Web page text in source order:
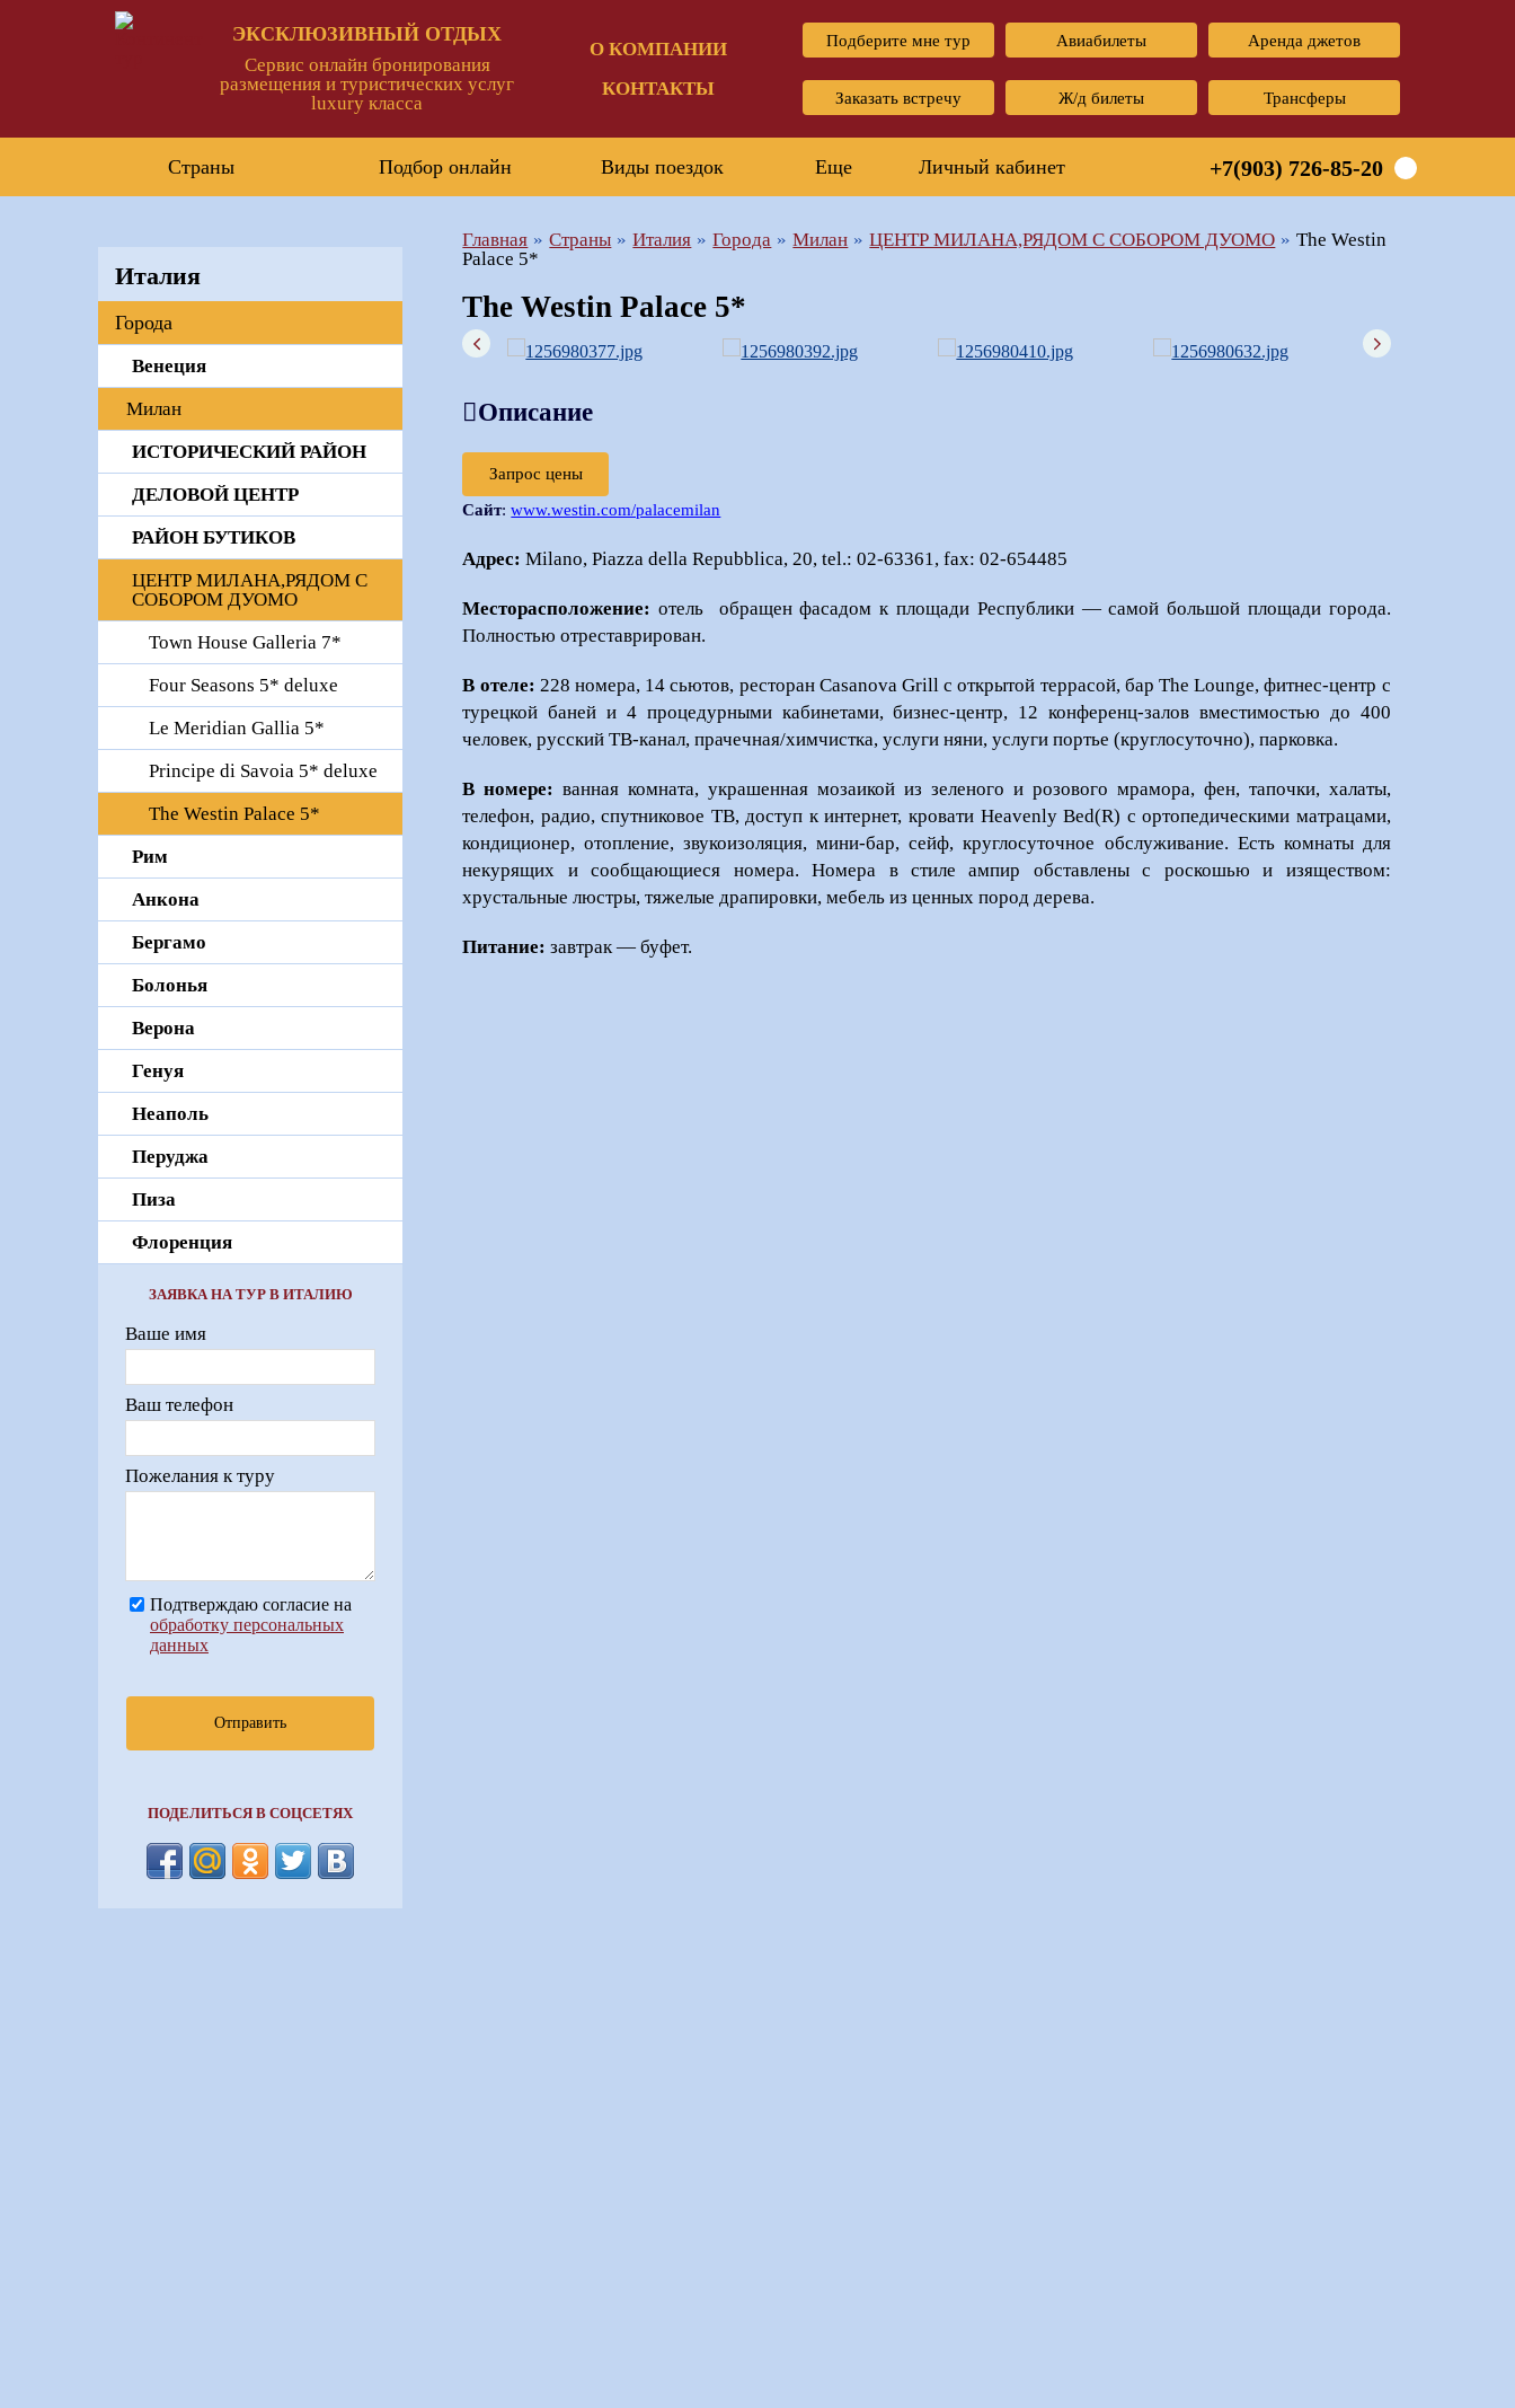
ЭКСКЛЮЗИВНЫЙ ОТДЫХ
Сервис онлайн бронирования
размещения и туристических услуг
luxury класса
О КОМПАНИИ
КОНТАКТЫ
Подберите мне тур Авиабилеты Аренда джетов
Заказать встречу Ж/д билеты Трансферы
Страны Подбор онлайн Виды поездок Еще Личный кабинет +7(903) 726-85-20
Главная Страны Италия Города Милан ЦЕНТР МИЛАНА,РЯДОМ С СОБОРОМ ДУОМО
The Westin
Palace 5*
The Westin Palace 5*
Описание
Запрос цены
Сайт:www.westin.com/palacemilan
Адрес: Milano, Piazza della Repubblica, 20, tel.: 02-63361, fax: 02-654485
Месторасположение: отель обращен фасадом к площади Республики — самой большой площади города.
Полностью отреставрирован.
В отеле: 228 номера, 14 сьютов, ресторан Casanova Grill с открытой террасой, бар The Lounge, фитнес-центр с
турецкой баней и 4 процедурными кабинетами, бизнес-центр, 12 конференц-залов вместимостью до 400
человек, русский ТВ-канал, прачечная/химчистка, услуги няни, услуги портье (круглосуточно), парковка.
В номере: ванная комната, украшенная мозаикой из зеленого и розового мрамора, фен, тапочки, халаты,
телефон, радио, спутниковое ТВ, доступ к интернет, кровати Heavenly Bed(R) c ортопедическими матрацами,
кондиционер, отопление, звукоизоляция, мини-бар, сейф, круглосуточное обслуживание. Есть комнаты для
некурящих и сообщающиеся номера. Номера в стиле ампир обставлены с роскошью и изяществом:
хрустальные люстры, тяжелые драпировки, мебель из ценных пород дерева.
Питание: завтрак — буфет.
Италия
Города
Венеция
Милан
ИСТОРИЧЕСКИЙ РАЙОН
ДЕЛОВОЙ ЦЕНТР
РАЙОН БУТИКОВ
ЦЕНТР МИЛАНА,РЯДОМ С
СОБОРОМ ДУОМО
Town House Galleria 7*
Four Seasons 5* deluxe
Le Meridian Gallia 5*
Principe di Savoia 5* deluxe
The Westin Palace 5*
Рим
Анкона
Бергамо
Болонья
Верона
Генуя
Неаполь
Перуджа
Пиза
Флоренция
ЗАЯВКА НА ТУР В ИТАЛИЮ
Ваше имя
Ваш телефон
Пожелания к туру
Подтверждаю согласие на
обработку персональных
данных
Отправить
ПОДЕЛИТЬСЯ В СОЦСЕТЯХ